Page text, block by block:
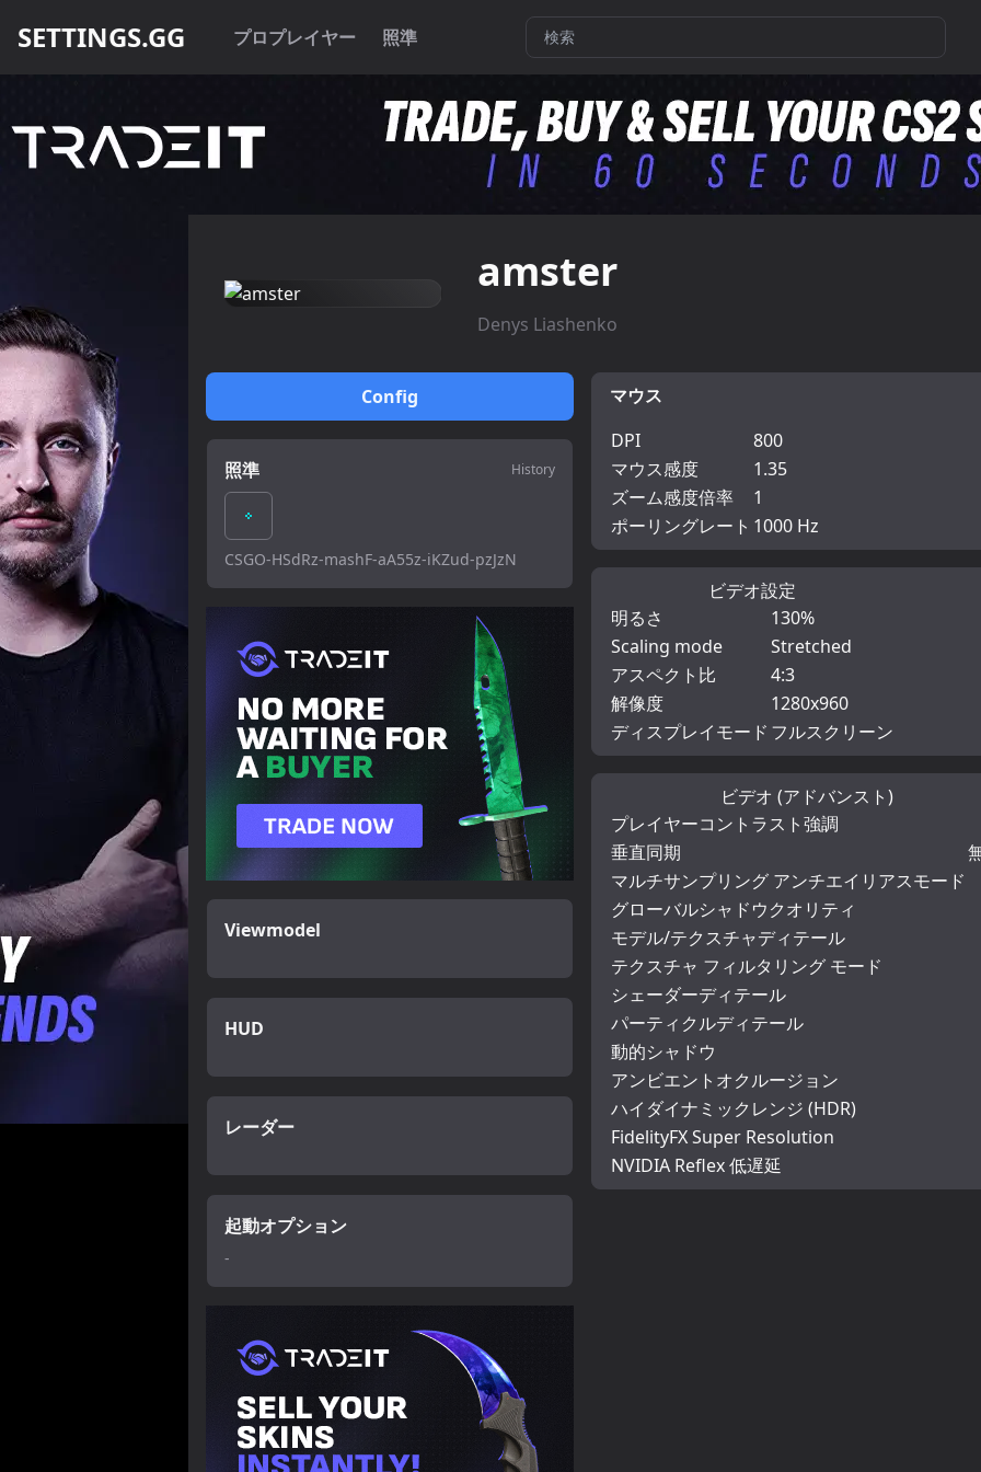
SETTINGS.GG プロプレイヤー 照準
amster
Denys Liashenko
Config
照準 History
CSGO-HSdRz-mashF-aA55z-iKZud-pzJzN
Viewmodel
HUD
レーダー
起動オプション
-
マウス
DPI
800
マウス感度
1.35
ズーム感度倍率
1
ポーリングレート 1000 Hz
ビデオ設定
明るさ
130%
Scaling mode
Stretched
アスペクト比
4:3
解像度
1280x960
ディスプレイモード フルスクリーン
ビデオ (アドバンスト)
プレイヤーコントラスト強調
垂直同期
マルチサンプリング アンチエイリアスモード
グローバルシャドウクオリティ
モデル/テクスチャディテール
テクスチャ フィルタリング モード
シェーダーディテール
パーティクルディテール
動的シャドウ
アンビエントオクルージョン
ハイダイナミックレンジ (HDR)
FidelityFX Super Resolution
NVIDIA Reflex 低遅延